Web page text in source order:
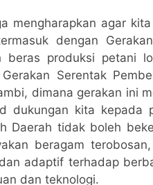
mengharapkan agar
dengan
beras produksi petani
Gerakan Serentak
dimana gerakan ini
dukungan kita kepada
Daerah tidak boleh
beragam
adaptif terhadap
dan teknologi.